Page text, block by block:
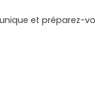
et préparez-